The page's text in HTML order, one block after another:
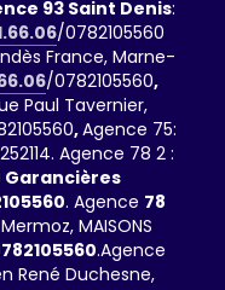
93 Saint Denis:
/0782105560
France, Marne-
/0782105560,
Paul Tavernier,
,Agence 75:
Agence 78 2 :
Garancières
. Agence 78
MAISONS
.Agence
René Duchesne,